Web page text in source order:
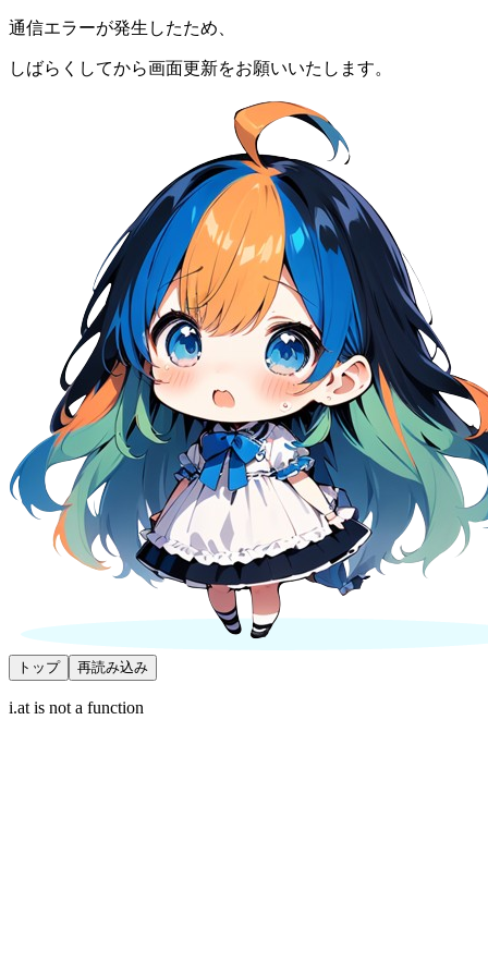
通信エラーが発生したため、
しばらくしてから画面更新をお願いいたします。
トップ 再読み込み
i.at is not a function